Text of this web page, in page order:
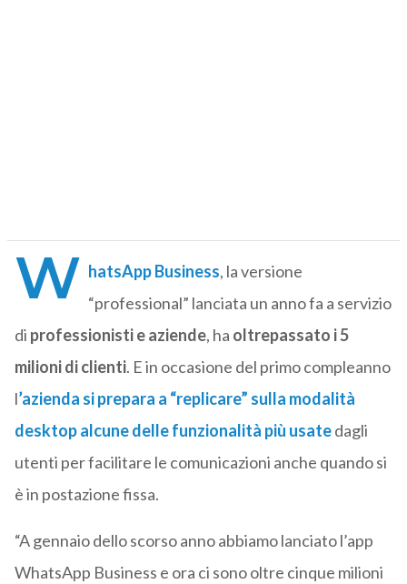
W hatsApp Business, la versione
“professional” lanciata un anno fa a servizio
di professionisti e aziende, ha oltrepassato i 5
milioni di clienti. E in occasione del primo compleanno
l’azienda si prepara a “replicare” sulla modalità
desktop alcune delle funzionalità più usatedagli
utenti per facilitare le comunicazioni anche quando si
è in postazione fissa.
“A gennaio dello scorso anno abbiamo lanciato l’app
WhatsApp Business e ora ci sono oltre cinque milioni